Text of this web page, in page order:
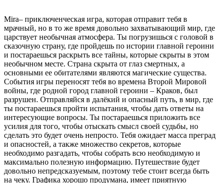
Mira– приключенческая игра, которая отправит тебя в
мрачный, но в то же время довольно захватывающий мир, где
царствует необычная атмосфера. Ты погрузишься с головой в
сказочную страну, где пройдешь по истории главной героини
и постараешься раскрыть все тайны, которые скрыты в этом
необычном месте. Страна скрыта от глаз смертных, а
основными ее обитателями являются магические существа.
События игры переносят тебя во времена Второй Мировой
войны, где родной город главной героини – Краков, был
разрушен. Отправляйся в далёкий и опасный путь, в мир, где
ты постараешься пройти испытания, чтобы дать ответы на
интересующие вопросы. Ты постараешься приложить все
усилия для того, чтобы отыскать смысл своей судьбы, но
сделать это будет очень непросто. Тебя ожидает масса преград
и опасностей, а также множество секретов, которые
необходимо разгадать, чтобы собрать всю необходимую и
максимально полезную информацию. Путешествие будет
довольно непредсказуемым, поэтому тебе стоит всегда быть
на чеку. Графика хорошо продумана, имеет приятную